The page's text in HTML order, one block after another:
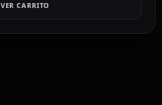
VER CARRITO